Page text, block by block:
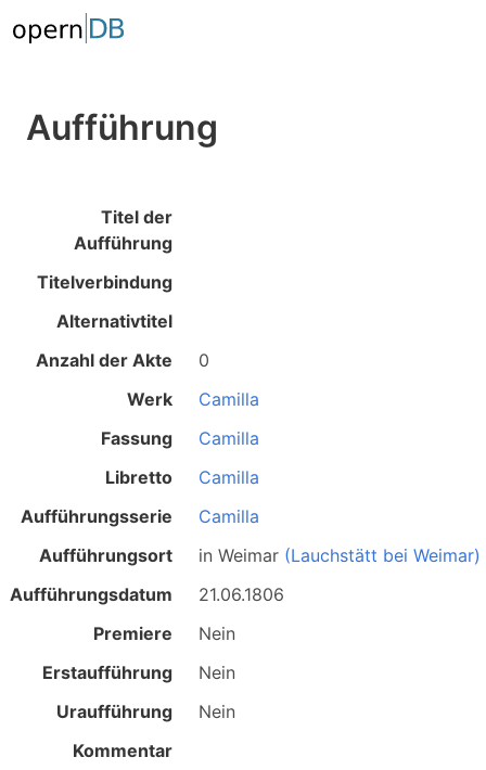
Aufführung
Titel der
Aufführung
Titelverbindung
Alternativtitel
Anzahl der Akte
0
Werk
Camilla
Fassung
Camilla
Libretto
Camilla
Aufführungsserie
Camilla
Aufführungsort
inWeimar (Lauchstätt bei Weimar)
Aufführungsdatum
21.06.1806
Premiere
Nein
Erstaufführung
Nein
Uraufführung
Nein
Kommentar